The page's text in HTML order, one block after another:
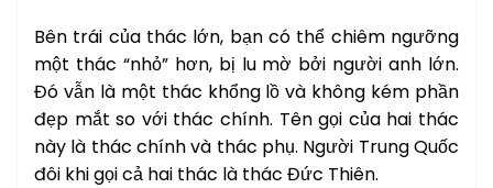
Bên trái của thác lớn, bạn có thể chiêm ngưỡng
một thác “nhỏ” hơn, bị lu mờ bởi người anh lớn.
Đó vẫn là một thác khổng lồ và không kém phần
đẹp mắt so với thác chính. Tên gọi của hai thác
này là thác chính và thác phụ. Người Trung Quốc
đôi khi gọi cả hai thác là thác Đức Thiên.